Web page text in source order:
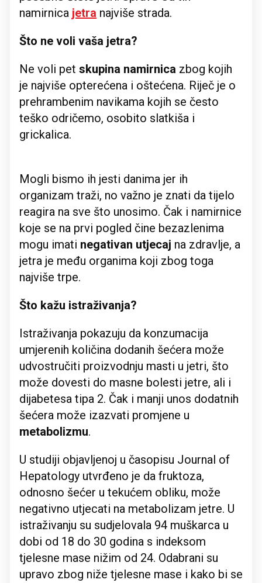
namirnica jetra najviše strada.
Što ne voli vaša jetra?
Ne voli pet skupina namirnica zbog kojih
je najviše opterećena i oštećena. Riječ je o
prehrambenim navikama kojih se često
teško odričemo, osobito slatkiša i
grickalica.
Mogli bismo ih jesti danima jer ih
organizam traži, no važno je znati da tijelo
reagira na sve što unosimo. Čak i namirnice
koje se na prvi pogled čine bezazlenima
mogu imati negativan utjecaj na zdravlje, a
jetra je među organima koji zbog toga
najviše trpe.
Što kažu istraživanja?
Istraživanja pokazuju da konzumacija
umjerenih količina dodanih šećera može
udvostručiti proizvodnju masti u jetri, što
može dovesti do masne bolesti jetre, ali i
dijabetesa tipa 2. Čak i manji unos dodatnih
šećera može izazvati promjene u
metabolizmu.
U studiji objavljenoj u časopisu Journal of
Hepatology utvrđeno je da fruktoza,
odnosno šećer u tekućem obliku, može
negativno utjecati na metabolizam jetre. U
istraživanju su sudjelovala 94 muškarca u
dobi od 18 do 30 godina s indeksom
tjelesne mase nižim od 24. Odabrani su
upravo zbog niže tjelesne mase i kako bi se